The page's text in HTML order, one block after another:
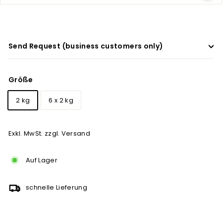
Send Request (business customers only)
Größe
2 kg 6 x 2 kg
Exkl. MwSt. zzgl. Versand
Auf Lager
schnelle Lieferung